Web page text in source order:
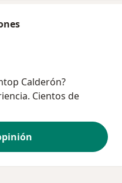
Calderón?
Cientos de